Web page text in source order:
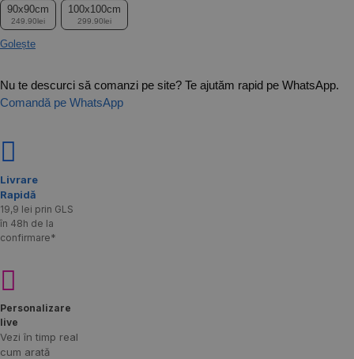
90x90cm
249.90lei
100x100cm
299.90lei
Golește
Nu te descurci să comanzi pe site? Te ajutăm rapid pe WhatsApp.
Comandă pe WhatsApp
Livrare
Rapidă​
19,9 lei prin GLS
în 48h de la
confirmare*
Personalizare
live
Vezi în timp real
cum arată